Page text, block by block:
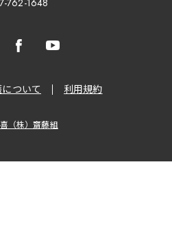
762-1648
ついて 利用規約
（株）齋藤組